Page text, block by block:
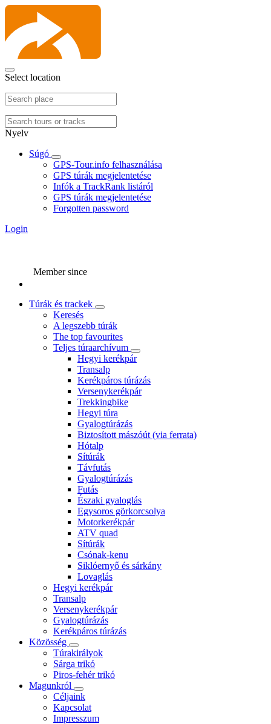
Select location
Nyelv
Súgó
GPS-Tour.info felhasználása
GPS túrák megjelentetése
Infók a TrackRank listáról
GPS túrák megjelentetése
Forgotten password
Login
Member since
Túrák és trackek
Keresés
A legszebb túrák
The top favourites
Teljes túraarchívum
Hegyi kerékpár
Transalp
Kerékpáros túrázás
Versenykerékpár
Trekkingbike
Hegyi túra
Gyalogtúrázás
Biztosított mászóút (via ferrata)
Hótalp
Sítúrák
Távfutás
Gyalogtúrázás
Futás
Északi gyaloglás
Egysoros görkorcsolya
Motorkerékpár
ATV quad
Sítúrák
Csónak-kenu
Siklóernyő és sárkány
Lovaglás
Hegyi kerékpár
Transalp
Versenykerékpár
Gyalogtúrázás
Kerékpáros túrázás
Közösség
Túrakirályok
Sárga trikó
Piros-fehér trikó
Magunkról
Céljaink
Kapcsolat
Impresszum